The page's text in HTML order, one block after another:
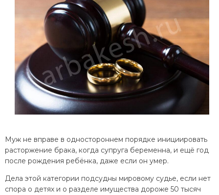
Муж не вправе в одностороннем порядке инициировать
расторжение брака, когда супруга беременна, и ещё год
после рождения ребёнка, даже если он умер.
Дела этой категории подсудны мировому судье, если нет
спора о детях и о разделе имущества дороже 50 тысяч